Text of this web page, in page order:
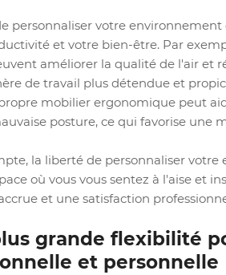
personnaliser votre
et votre bien-être. Par
améliorer la qualité de l'air et
de travail plus détendue et
mobilier ergonomique peut
posture, ce qui favorise une
la liberté de personnaliser
où vous vous sentez à l'aise et
et une satisfaction
grande flexibilité
et personnelle